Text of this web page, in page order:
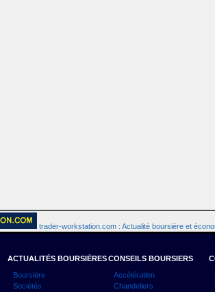
trader-workstation.com : Actualité boursière et
ACTUALITÉS BOURSIÈRES
Boursière
Sociétés
CONSEILS BOURSIERS
Accélération
Chandeliers